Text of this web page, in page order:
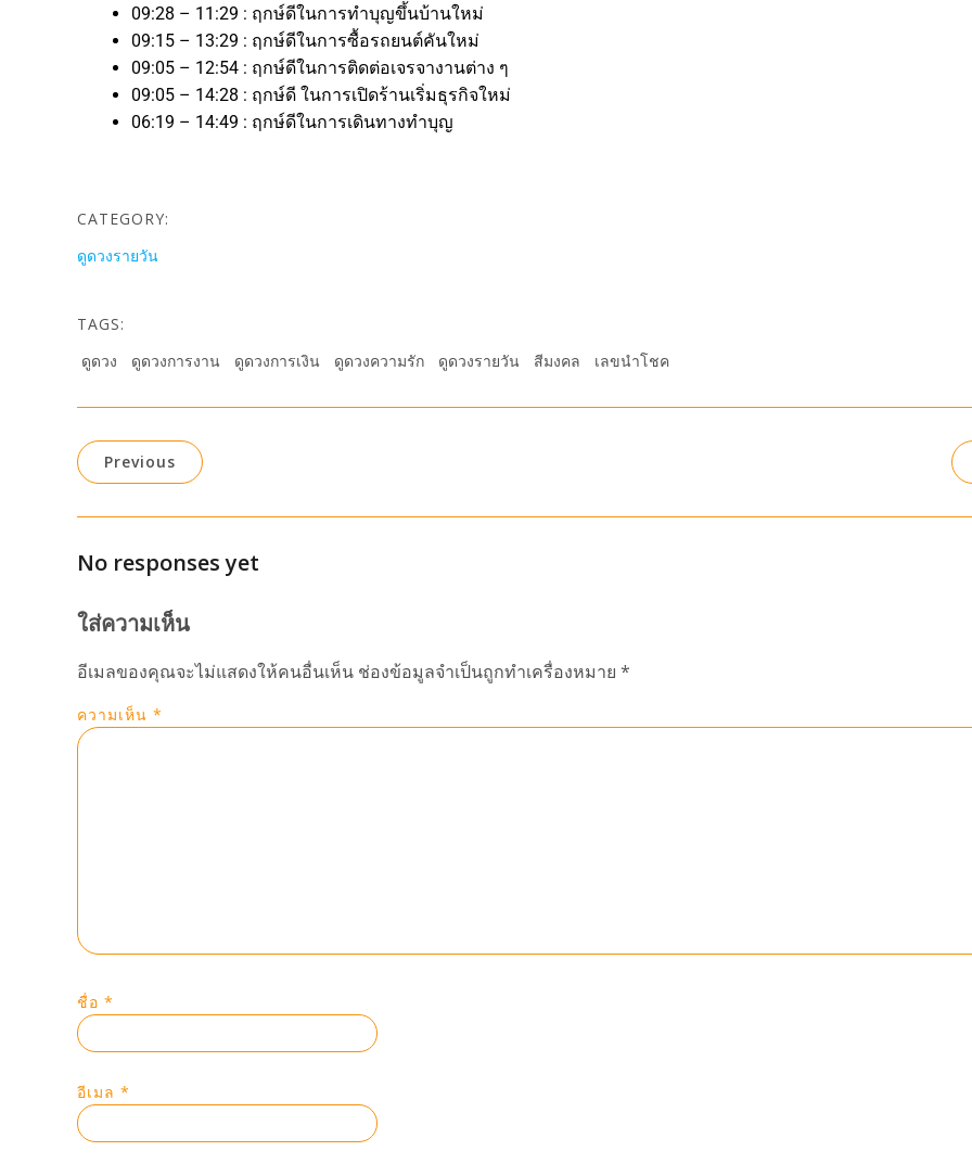
09:28 – 11:29 : ฤกษ์ดีในการทำบุญขึ้นบ้านใหม่
09:15 – 13:29 : ฤกษ์ดีในการซื้อรถยนต์คันใหม่
09:05 – 12:54 : ฤกษ์ดีในการติดต่อเจรจางานต่าง ๆ
09:05 – 14:28 : ฤกษ์ดี ในการเปิดร้านเริ่มธุรกิจใหม่
06:19 – 14:49 : ฤกษ์ดีในการเดินทางทำบุญ
CATEGORY:
ดูดวงรายวัน
TAGS:
ดูดวง
ดูดวงการงาน ดูดวงการเงิน ดูดวงความรัก ดูดวงรายวัน สีมงคล เลขนำโชค
Previous
No responses yet
ใส่ความเห็น
อีเมลของคุณจะไม่แสดงให้คนอื่นเห็น ช่องข้อมูลจำเป็นถูกทำเครื่องหมาย *
ความเห็น *
ชื่อ *
อีเมล *